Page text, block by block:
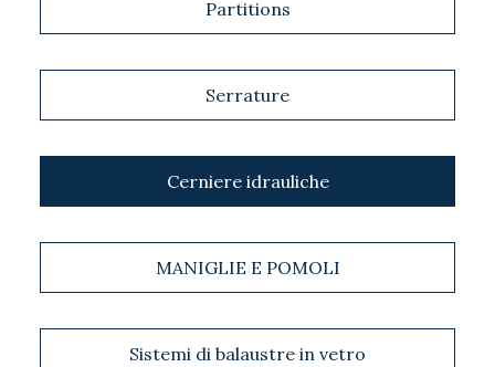
Partitions
Serrature
Cerniere idrauliche
MANIGLIE E POMOLI
Sistemi di balaustre in vetro